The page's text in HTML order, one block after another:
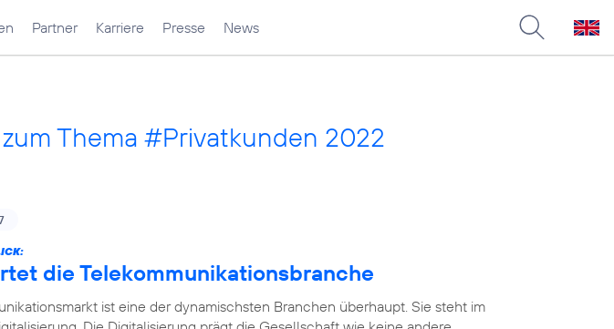
Partner Karriere Presse News
Thema #Privatkunden 2022
die Telekommunikationsbranche
ist eine der dynamischsten Branchen überhaupt. Sie steht im